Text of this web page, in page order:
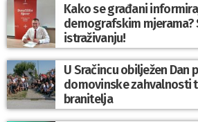
Kako se građani
demografskim mjerama?
istraživanju!
U Sračincu obilježen Dan
domovinske zahvalnosti
branitelja